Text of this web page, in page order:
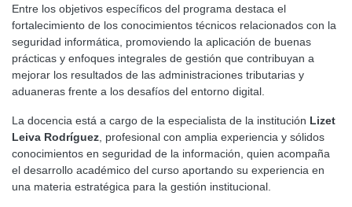
Entre los objetivos específicos del programa destaca el
fortalecimiento de los conocimientos técnicos relacionados con la
seguridad informática, promoviendo la aplicación de buenas
prácticas y enfoques integrales de gestión que contribuyan a
mejorar los resultados de las administraciones tributarias y
aduaneras frente a los desafíos del entorno digital.
La docencia está a cargo de la especialista de la institución Lizet
Leiva Rodríguez , profesional con amplia experiencia y sólidos
conocimientos en seguridad de la información, quien acompaña
el desarrollo académico del curso aportando su experiencia en
una materia estratégica para la gestión institucional.